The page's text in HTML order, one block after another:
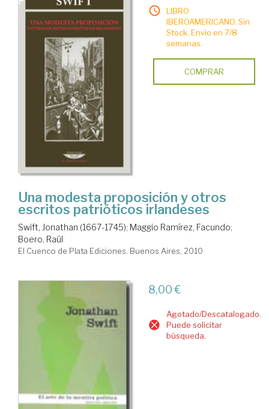
LIBRO
IBEROAMERICANO. Sin
Stock. Envío en 7/8
semanas.
COMPRAR
Una modesta proposición y otros
escritos patrióticos irlandeses
Swift, Jonathan (1667-1745); Maggio Ramírez, Facundo;
Boero, Raúl
El Cuenco de Plata Ediciones. Buenos Aires, 2010
8,00 €
Agotado/Descatalogado.
Puede solicitar
búsqueda.